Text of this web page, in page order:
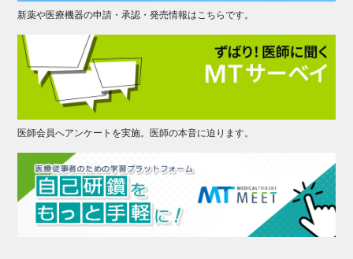
新薬や医療機器の申請・承認・発売情報はこちらです。
医師会員へアンケートを実施。医師の本音に迫ります。